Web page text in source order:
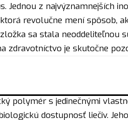
Jednou z najvýznamnejších
revolučne mení spôsob,
sa stala neoddeliteľnou
zdravotníctvo je skutočne
polymér s jedinečnými
dostupnosť liečiv.